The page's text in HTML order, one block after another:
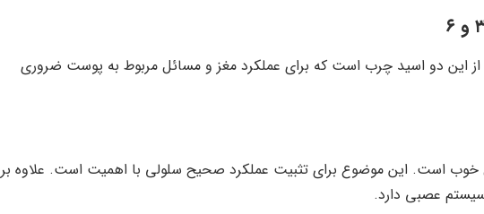
این دو اسید چرب است که برای عملکرد مغز و مسائل مربوط به پوست ضروری
خوب است. این موضوع برای تثبیت عملکرد صحیح سلولی با اهمیت است. علاوه بر
عصبی دارد.